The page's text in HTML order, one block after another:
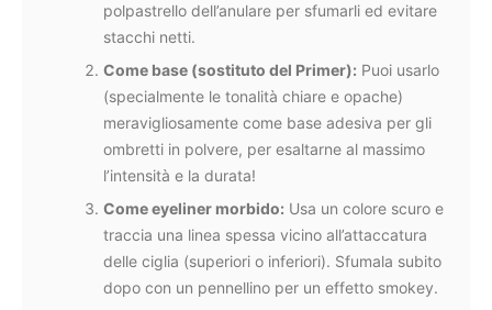
polpastrello dell’anulare per sfumarli ed evitare
stacchi netti.
Come base (sostituto del Primer): Puoi usarlo
(specialmente le tonalità chiare e opache)
meravigliosamente come base adesiva per gli
ombretti in polvere, per esaltarne al massimo
l’intensità e la durata!
Come eyeliner morbido: Usa un colore scuro e
traccia una linea spessa vicino all’attaccatura
delle ciglia (superiori o inferiori). Sfumala subito
dopo con un pennellino per un effetto smokey.